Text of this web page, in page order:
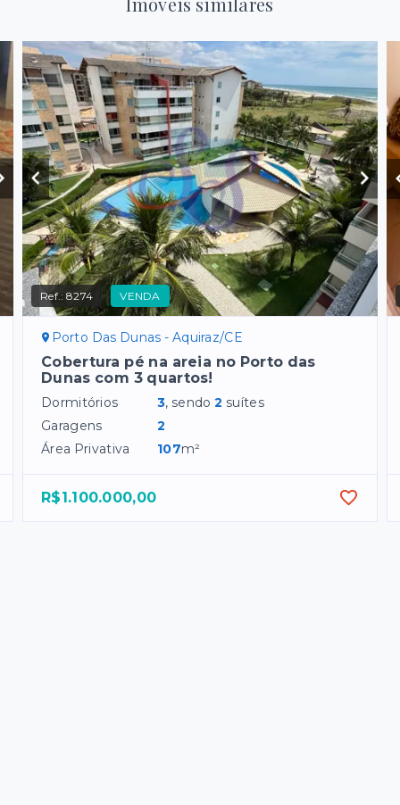
Ref.:8274 VENDA
Porto Das Dunas - Aquiraz/CE
Cobertura pé na areia no Porto das
Dunas com 3 quartos!
Dormitórios 3, sendo2 suítes
Garagens
2
Área Privativa
107m²
R$1.100.000,00